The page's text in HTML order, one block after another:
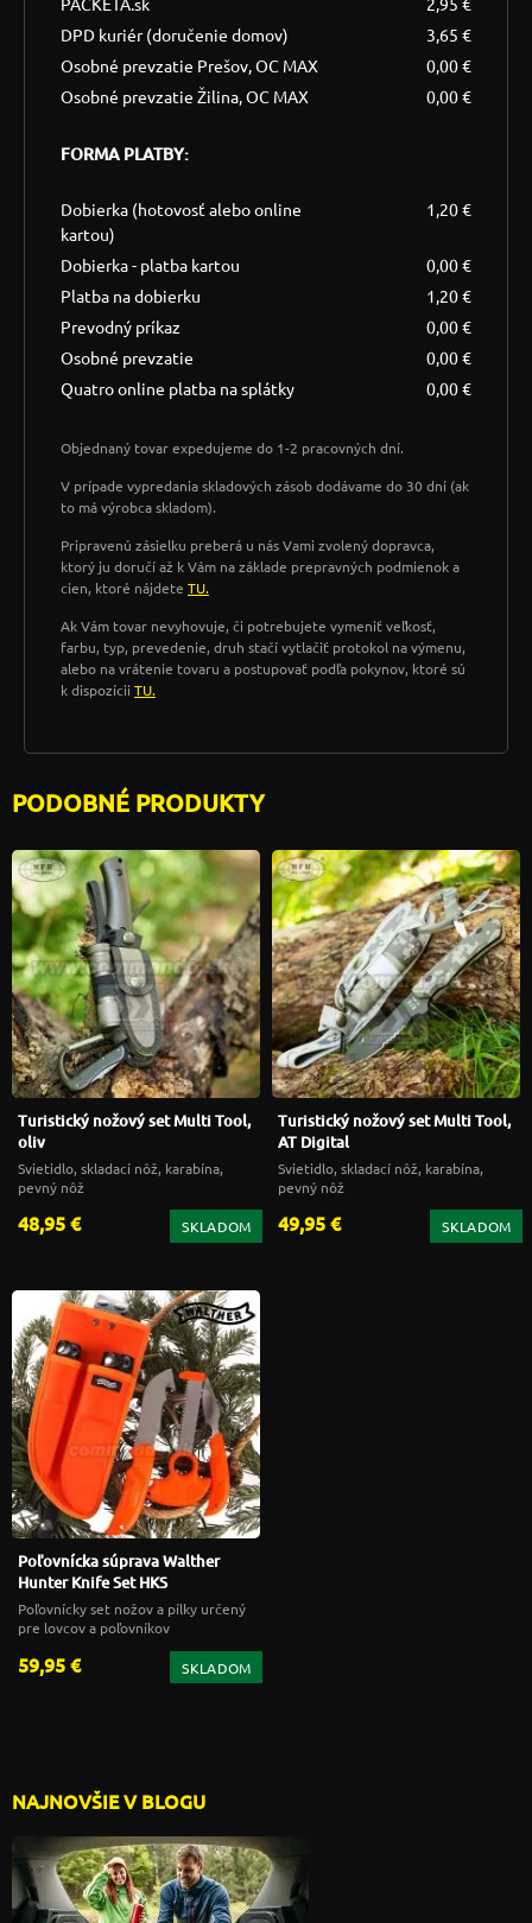
DPD kuriér (doručenie domov)
3,65 €
Osobné prevzatie Prešov, OC MAX
0,00 €
Osobné prevzatie Žilina, OC MAX
0,00 €
FORMA PLATBY:
Dobierka (hotovosť alebo online
kartou)
1,20 €
Dobierka - platba kartou
0,00 €
Platba na dobierku
1,20 €
Prevodný príkaz
0,00 €
Osobné prevzatie
0,00 €
Quatro online platba na splátky
0,00 €
Objednaný tovar expedujeme do 1-2 pracovných dní.
V prípade vypredania skladových zásob dodávame do 30 dní (ak
to má výrobca skladom).
Pripravenú zásielku preberá u nás Vami zvolený dopravca,
ktorý ju doručí až k Vám na základe prepravných podmienok a
cien, ktoré nájdete TU.
Ak Vám tovar nevyhovuje, či potrebujete vymeniť veľkosť,
farbu, typ, prevedenie, druh stačí vytlačiť protokol na výmenu,
alebo na vrátenie tovaru a postupovať podľa pokynov, ktoré sú
k dispozícii TU.
PODOBNÉ PRODUKTY
Turistický nožový set Multi Tool,
oliv
Svietidlo, skladací nôž, karabína,
pevný nôž
48,95 € SKLADOM
Turistický nožový set Multi Tool,
AT Digital
Svietidlo, skladací nôž, karabína,
pevný nôž
49,95 € SKLADOM
Poľovnícka súprava Walther
Hunter Knife Set HKS
Poľovnícky set nožov a pílky určený
pre lovcov a poľovníkov
59,95 € SKLADOM
NAJNOVŠIE V BLOGU